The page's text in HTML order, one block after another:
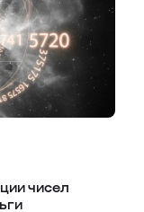
чисел